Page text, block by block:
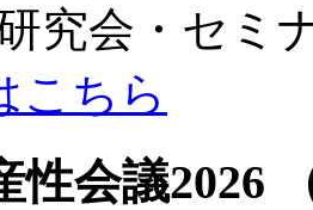
究会・セミ
こちら
性会議2026